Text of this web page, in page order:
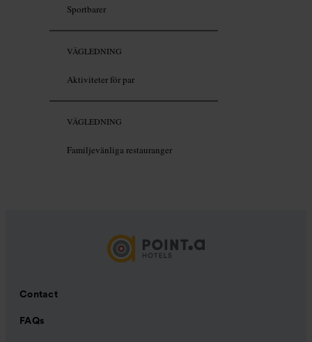
Sportbarer
VÄGLEDNING
Aktiviteter för par
VÄGLEDNING
Familjevänliga restauranger
Contact
FAQs